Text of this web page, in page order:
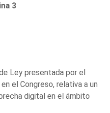
3
Ley presentada por el
el Congreso, relativa a un
digital en el ámbito